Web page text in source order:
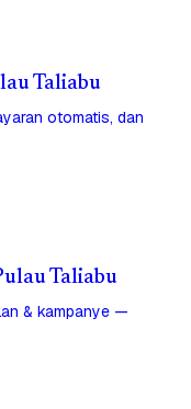
Taliabu
otomatis, dan
Taliabu
& kampanye —